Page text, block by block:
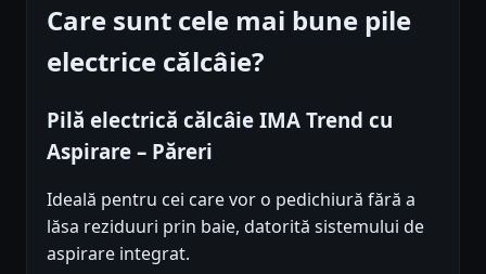
Care sunt cele mai bune pile
electrice călcâie?
Pilă electrică călcâie IMA Trend cu
Aspirare – Păreri
Ideală pentru cei care vor o pedichiură fără a
lăsa reziduuri prin baie, datorită sistemului de
aspirare integrat.